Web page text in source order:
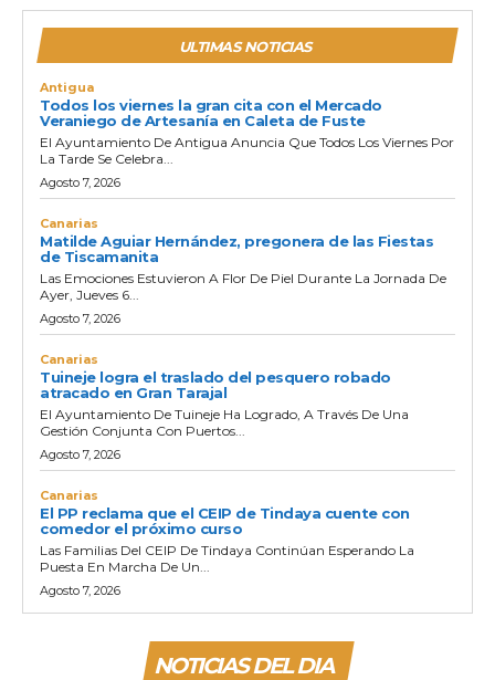
ULTIMAS NOTICIAS
Antigua
Todos los viernes la gran cita con el Mercado
Veraniego de Artesanía en Caleta de Fuste
El Ayuntamiento De Antigua Anuncia Que Todos Los Viernes Por
La Tarde Se Celebra...
Agosto 7, 2026
Canarias
Matilde Aguiar Hernández, pregonera de las Fiestas
de Tiscamanita
Las Emociones Estuvieron A Flor De Piel Durante La Jornada De
Ayer, Jueves 6...
Agosto 7, 2026
Canarias
Tuineje logra el traslado del pesquero robado
atracado en Gran Tarajal
El Ayuntamiento De Tuineje Ha Logrado, A Través De Una
Gestión Conjunta Con Puertos...
Agosto 7, 2026
Canarias
El PP reclama que el CEIP de Tindaya cuente con
comedor el próximo curso
Las Familias Del CEIP De Tindaya Continúan Esperando La
Puesta En Marcha De Un...
Agosto 7, 2026
NOTICIAS DEL DIA